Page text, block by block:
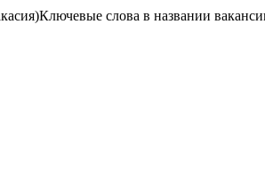
Ключевые слова в названии